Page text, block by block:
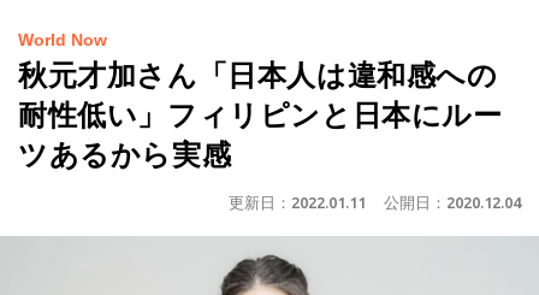
World Now
秋元才加さん「日本人は違和感への
耐性低い」フィリピンと日本にルー
ツあるから実感
更新日： 2022.01.11 公開日： 2020.12.04